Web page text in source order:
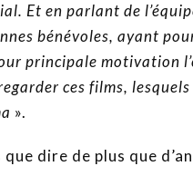
Et en parlant de
bénévoles, ayant
principale motivation
ces films,
».
dire de plus que